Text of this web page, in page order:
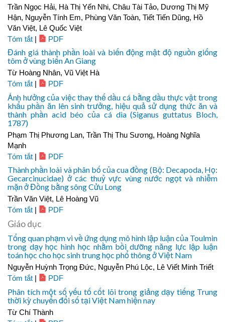
Trần Ngọc Hải, Hà Thị Yến Nhi, Châu Tài Tảo, Dương Thị Mỹ
Hận, Nguyễn Tính Em, Phùng Văn Toàn, Tiết Tiến Dũng, Hồ
Văn Việt, Lê Quốc Việt
Tóm tắt | PDF
Đánh giá thành phần loài và biến động mật độ nguồn giống
tôm ở vùng biển An Giang
Từ Hoàng Nhân, Vũ Việt Hà
Tóm tắt | PDF
Ảnh hưởng của việc thay thế dầu cá bằng dầu thực vật trong
khẩu phần ăn lên sinh trưởng, hiệu quả sử dụng thức ăn và
thành phần acid béo của cá dìa (Siganus guttatus Bloch,
1787)
Phạm Thị Phương Lan, Trần Thị Thu Sương, Hoàng Nghĩa
Mạnh
Tóm tắt | PDF
Thành phần loài và phân bố của cua đồng (Bộ: Decapoda, Họ:
Gecarcinucidae) ở các thuỷ vực vùng nước ngọt và nhiễm
mặn ở Đồng bằng sông Cửu Long
Trần Văn Việt, Lê Hoàng Vũ
Tóm tắt | PDF
Giáo dục
Tổng quan phạm vi về ứng dụng mô hình lập luận của Toulmin
trong dạy học hình học nhằm bồi dưỡng năng lực lập luận
toán học cho học sinh trung học phổ thông ở Việt Nam
Nguyễn Huỳnh Trọng Đức, Nguyễn Phú Lộc, Lê Viết Minh Triết
Tóm tắt | PDF
Phân tích một số yếu tố cốt lõi trong giảng dạy tiếng Trung
thời kỳ chuyển đổi số tại Việt Nam hiện nay
Từ Chí Thành